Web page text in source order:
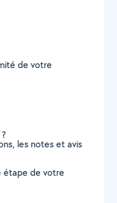
de votre
les notes et avis
étape de votre